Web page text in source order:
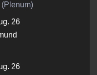
(Plenum)
26
26